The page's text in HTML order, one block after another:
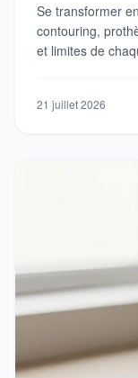
Se transformer
contouring,
et limites de
21 juillet 2026